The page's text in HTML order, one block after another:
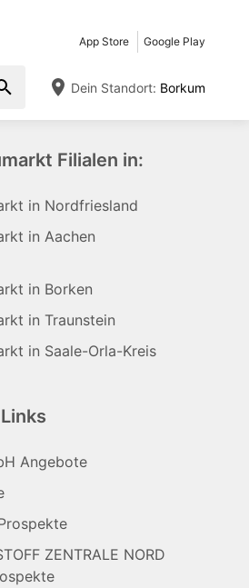
App Store Google Play
Dein Standort: Borkum
Filialen in:
in Nordfriesland
in Aachen
in Borken
in Traunstein
in Saale-Orla-Kreis
Angebote
ZENTRALE NORD